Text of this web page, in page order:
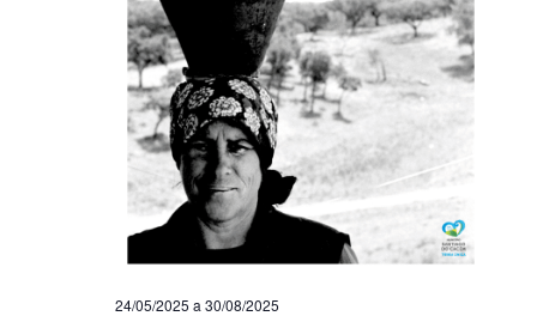
24/05/2025 a 30/08/2025